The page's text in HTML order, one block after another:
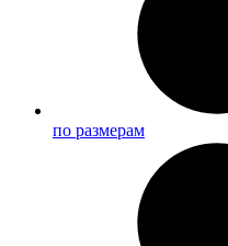
по размерам